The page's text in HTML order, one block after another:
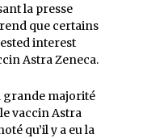
la presse
que certains
interest
Astra Zeneca.
grande majorité
vaccin Astra
qu’il y a eu la